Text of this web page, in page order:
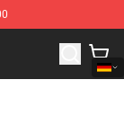
Shop